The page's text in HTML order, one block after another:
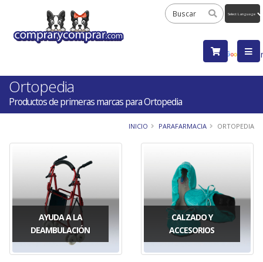
by
Ortopedia
Productos de primeras marcas para Ortopedia
INICIO PARAFARMACIA ORTOPEDIA
AYUDA A LA
DEAMBULACIÓN
CALZADO Y
ACCESORIOS